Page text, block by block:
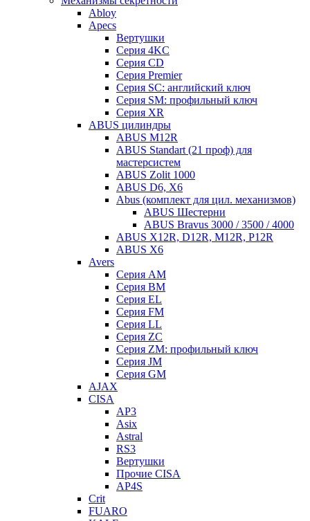
Abloy
Apecs
Вертушки
Серия 4KC
Серия CD
Серия Premier
Серия SC: английский ключ
Серия SM: профильный ключ
Серия XR
ABUS цилиндры
ABUS M12R
ABUS Standart (21 проф) для
мастерсистем
ABUS Zolit 1000
ABUS D6, X6
Abus (комплект для цил. механизмов)
ABUS Шестерни
ABUS Bravus 3000 / 3500 / 4000
ABUS X12R, D12R, M12R, P12R
ABUS X6
Avers
Серия AM
Серия BM
Серия EL
Серия FM
Серия LL
Серия ZC
Серия ZM: профильный ключ
Серия JM
Серия GM
AJAX
CISA
AP3
Asix
Astral
RS3
Вертушки
Прочие CISA
AP4S
Crit
FUARO